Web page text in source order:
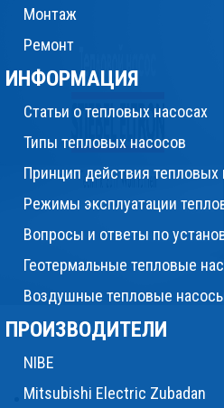
Монтаж
Ремонт
ИНФОРМАЦИЯ
Статьи о тепловых насосах
Типы тепловых насосов
Принцип действия тепловых
Режимы эксплуатации
Вопросы и ответы по
Геотермальные тепловые
Воздушные тепловые
ПРОИЗВОДИТЕЛИ
NIBE
Mitsubishi Electric Zubadan